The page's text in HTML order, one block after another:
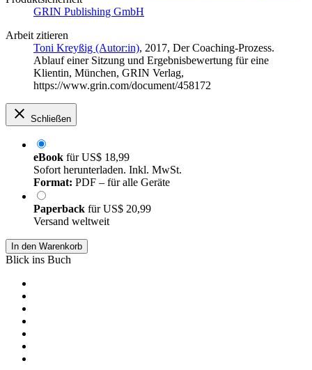
GRIN Publishing GmbH
Arbeit zitieren
Toni Kreyßig (Autor:in), 2017, Der Coaching-Prozess.
Ablauf einer Sitzung und Ergebnisbewertung für eine
Klientin, München, GRIN Verlag,
https://www.grin.com/document/458172
Schließen
eBook fürUS$ 18,99
Sofort herunterladen. Inkl. MwSt.
Format: PDF – für alle Geräte
Paperback fürUS$ 20,99
Versand weltweit
In den Warenkorb
Blick ins Buch